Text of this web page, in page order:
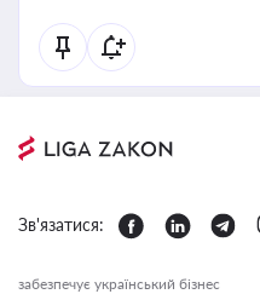
Зв'язатися:
забезпечує український бізнес